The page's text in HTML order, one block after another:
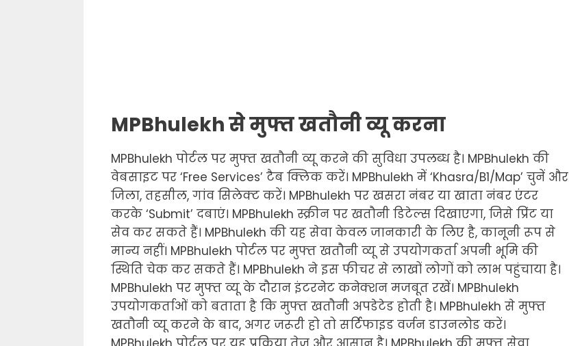
MPBhulekh से मुफ्त खतौनी व्यू करना
MPBhulekh पोर्टल पर मुफ्त खतौनी व्यू करने की सुविधा उपलब्ध है। MPBhulekh की
वेबसाइट पर ‘Free Services’ टैब क्लिक करें। MPBhulekh में ‘Khasra/B1/Map’ चुनें और
जिला, तहसील, गांव सिलेक्ट करें। MPBhulekh पर खसरा नंबर या खाता नंबर एंटर
करके ‘Submit’ दबाएं। MPBhulekh स्क्रीन पर खतौनी डिटेल्स दिखाएगा, जिसे प्रिंट या
सेव कर सकते हैं। MPBhulekh की यह सेवा केवल जानकारी के लिए है, कानूनी रूप से
मान्य नहीं। MPBhulekh पोर्टल पर मुफ्त खतौनी व्यू से उपयोगकर्ता अपनी भूमि की
स्थिति चेक कर सकते हैं। MPBhulekh ने इस फीचर से लाखों लोगों को लाभ पहुंचाया है।
MPBhulekh पर मुफ्त व्यू के दौरान इंटरनेट कनेक्शन मजबूत रखें। MPBhulekh
उपयोगकर्ताओं को बताता है कि मुफ्त खतौनी अपडेटेड होती है। MPBhulekh से मुफ्त
खतौनी व्यू करने के बाद, अगर जरूरी हो तो सर्टिफाइड वर्जन डाउनलोड करें।